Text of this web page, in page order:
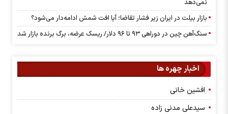
نمی‌دهد
بازار بیلت در ایران زیر فشار تقاضا؛ آیا افت شمش ادامه‌دار می‌شود؟
سنگ‌آهن چین در دوراهی ۹۳ تا ۹۶ دلار/ ریسک عرضه، برگ برنده بازار شد
اخبار چهره ها
افشین خانی
سیدعلی مدنی زاده